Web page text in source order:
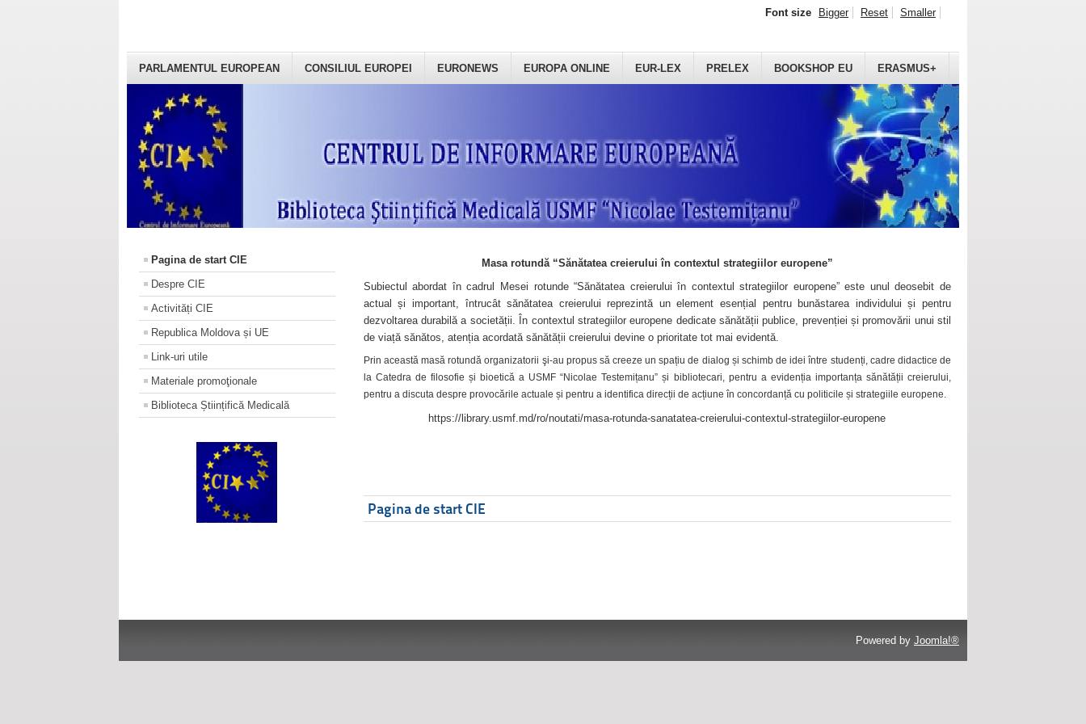
PARLAMENTUL EUROPEAN CONSILIUL EUROPEI EURONEWS EUROPA ONLINE EUR-LEX PRELEX BOOKSHOP EU ERASMUS+
Font size Bigger Reset Smaller
Pagina de start CIE
Despre CIE
Activități CIE
Republica Moldova și UE
Link-uri utile
Materiale promoţionale
Biblioteca Științifică Medicală
Masa rotundă “Sănătatea creierului în contextul strategiilor europene”
Subiectul abordat în cadrul Mesei rotunde “Sănătatea creierului în contextul strategiilor europene” este unul deosebit de
actual și important, întrucât sănătatea creierului reprezintă un element esențial pentru bunăstarea individului și pentru
dezvoltarea durabilă a societății. În contextul strategiilor europene dedicate sănătății publice, prevenției și promovării unui stil
de viață sănătos, atenția acordată sănătății creierului devine o prioritate tot mai evidentă.
Prin această masă rotundă organizatorii şi-au propus să creeze un spațiu de dialog și schimb de idei între studenți, cadre didactice de
la Catedra de filosofie și bioetică a USMF “Nicolae Testemițanu” și bibliotecari, pentru a evidenția importanța sănătății creierului,
pentru a discuta despre provocările actuale și pentru a identifica direcții de acțiune în concordanță cu politicile și strategiile europene.
https://library.usmf.md/ro/noutati/masa-rotunda-sanatatea-creierului-contextul-strategiilor-europene
Pagina de start CIE
Powered by Joomla!®